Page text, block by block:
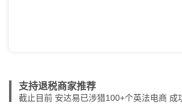
支持退税商家推荐
截止目前 安达易已涉猎100+个英法电商 成